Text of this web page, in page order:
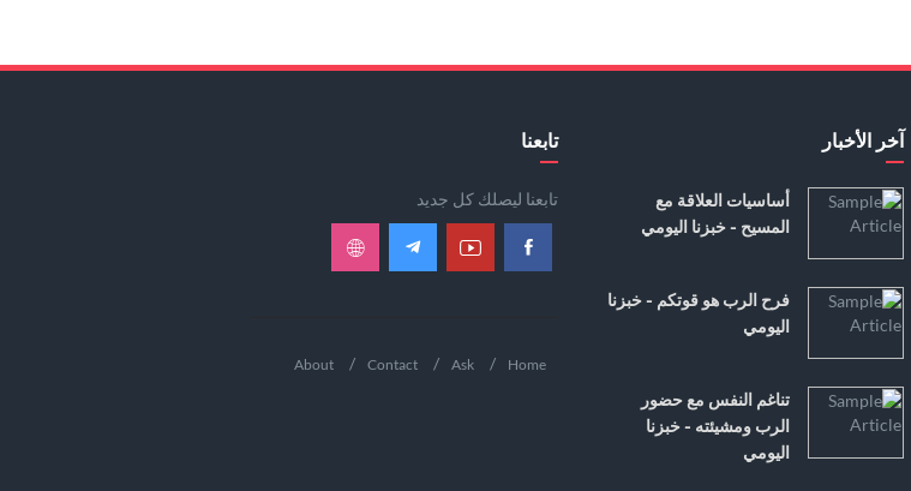
آخر الأخبار
أساسيات العلاقة مع
المسيح - خبزنا اليومي
فرح الرب هو قوتكم - خبزنا
اليومي
تناغم النفس مع حضور
الرب ومشيئته - خبزنا
اليومي
تابعنا
تابعنا ليصلك كل جديد
Home
Ask
Contact
About